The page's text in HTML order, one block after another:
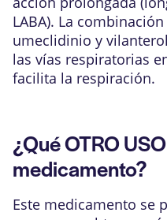
LABA). La
umeclidinio y
las vías respiratorias
facilita la respiración.
¿Qué OTRO
medicamento?
Este medicamento se